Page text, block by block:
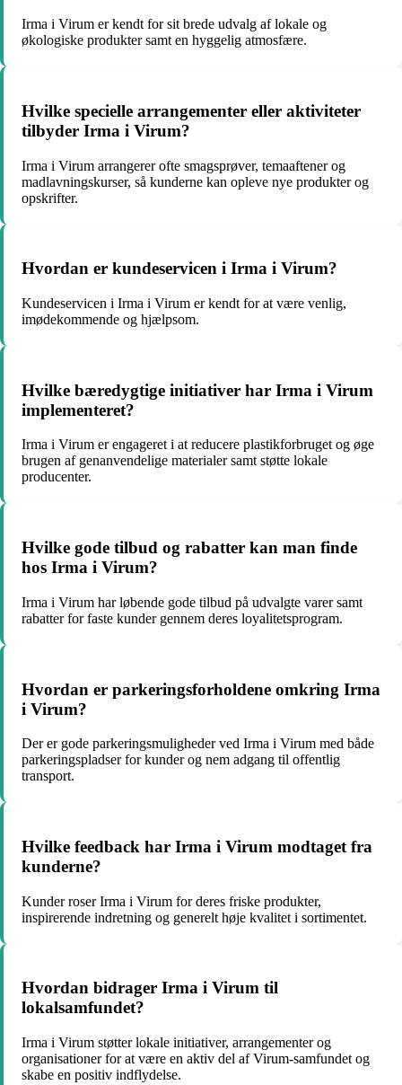
Irma i Virum er kendt for sit brede udvalg af lokale og
økologiske produkter samt en hyggelig atmosfære.
Hvilke specielle arrangementer eller aktiviteter
tilbyder Irma i Virum?
Irma i Virum arrangerer ofte smagsprøver, temaaftener og
madlavningskurser, så kunderne kan opleve nye produkter og
opskrifter.
Hvordan er kundeservicen i Irma i Virum?
Kundeservicen i Irma i Virum er kendt for at være venlig,
imødekommende og hjælpsom.
Hvilke bæredygtige initiativer har Irma i Virum
implementeret?
Irma i Virum er engageret i at reducere plastikforbruget og øge
brugen af genanvendelige materialer samt støtte lokale
producenter.
Hvilke gode tilbud og rabatter kan man finde
hos Irma i Virum?
Irma i Virum har løbende gode tilbud på udvalgte varer samt
rabatter for faste kunder gennem deres loyalitetsprogram.
Hvordan er parkeringsforholdene omkring Irma
i Virum?
Der er gode parkeringsmuligheder ved Irma i Virum med både
parkeringspladser for kunder og nem adgang til offentlig
transport.
Hvilke feedback har Irma i Virum modtaget fra
kunderne?
Kunder roser Irma i Virum for deres friske produkter,
inspirerende indretning og generelt høje kvalitet i sortimentet.
Hvordan bidrager Irma i Virum til
lokalsamfundet?
Irma i Virum støtter lokale initiativer, arrangementer og
organisationer for at være en aktiv del af Virum-samfundet og
skabe en positiv indflydelse.